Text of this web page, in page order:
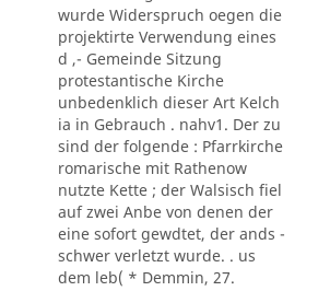
wurde Widerspruch oegen die
projektirte Verwendung eines
d ,- Gemeinde Sitzung
protestantische Kirche
unbedenklich dieser Art Kelch
ia in Gebrauch . nahv1. Der zu
sind der folgende : Pfarrkirche
romarische mit Rathenow
nutzte Kette ; der Walsisch fiel
auf zwei Anbe von denen der
eine sofort gewdtet, der ands -
schwer verletzt wurde. . us
dem leb( * Demmin, 27.